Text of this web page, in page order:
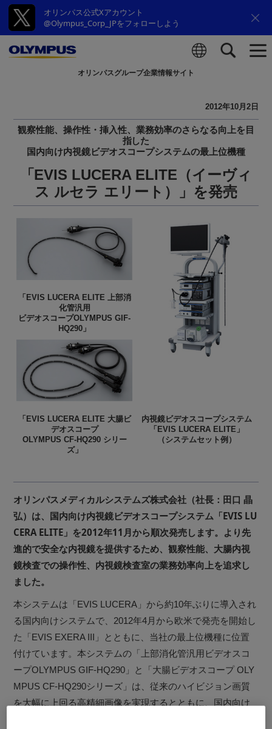
オリンパス公式Xアカウント
@Olympus_Corp_JPをフォローしよう
オリンパスグループ企業情報サイト
2012年10月2日
観察性能、操作性・挿入性、業務効率のさらなる向上を目
指した
国内向け内視鏡ビデオスコープシステムの最上位機種
「EVIS LUCERA ELITE（イーヴィ
ス ルセラ エリート）」を発売
「EVIS LUCERA ELITE 上部消
化管汎用
ビデオスコープOLYMPUS GIF-
HQ290」
「EVIS LUCERA ELITE 大腸ビ
デオスコープ
OLYMPUS CF-HQ290 シリー
ズ」
内視鏡ビデオスコープシステム
「EVIS LUCERA ELITE」
（システムセット例）
オリンパスメディカルシステムズ株式会社（社長：田口 晶
弘）は、国内向け内視鏡ビデオスコープシステム「EVIS LU
CERA ELITE」を2012年11月から順次発売します。より先
進的で安全な内視鏡を提供するため、観察性能、大腸内視
鏡検査での操作性、内視鏡検査室の業務効率向上を追求し
ました。
本システムは「EVIS LUCERA」から約10年ぶりに導入され
る国内向けシステムで、2012年4月から欧米で発売を開始し
た「EVIS EXERA III」とともに、当社の最上位機種に位置
付けています。本システムの「上部消化管汎用ビデオスコ
ープOLYMPUS GIF-HQ290」と「大腸ビデオスコープ OLY
MPUS CF-HQ290シリーズ」は、従来のハイビジョン画質
を大幅に上回る高精細画像を実現するとともに、国内向け